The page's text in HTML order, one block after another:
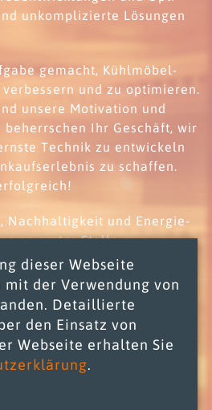
unkomplizierte Lösungen
gemacht, Kühlmöbel­
und zu optimieren.
unsere Motivation und
beherrschen Ihr Geschäft, wir
Technik zu entwickeln
zu schaffen.
Nach­haltigkeit und Energie­
an erster Stelle.
großzügigen, transparenten
rücken ihre Ware
Ihrer Verkaufs­fläche und
und Gewinn.
dieser Webseite
mit der Verwendung von
Detaillierte
den Einsatz von
Webseite erhalten Sie
.